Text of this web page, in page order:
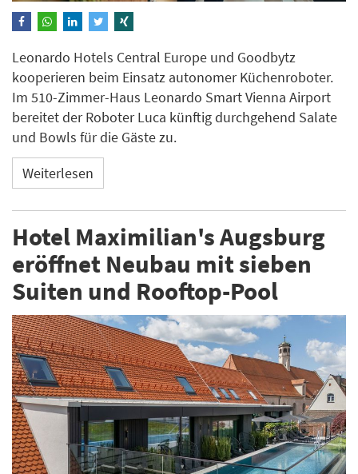
Leonardo Hotels Central Europe und Goodbytz
kooperieren beim Einsatz autonomer Küchenroboter.
Im 510-Zimmer-Haus Leonardo Smart Vienna Airport
bereitet der Roboter Luca künftig durchgehend Salate
und Bowls für die Gäste zu.
Weiterlesen
Hotel Maximilian's Augsburg
eröffnet Neubau mit sieben
Suiten und Rooftop-Pool